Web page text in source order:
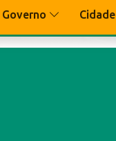
Governo Cidade